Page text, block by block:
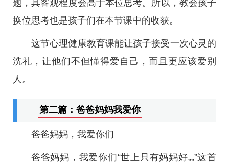
题，其客观程度会高于本位思考。所以，教会孩子
换位思考也是孩子们在本节课中的收获。
这节心理健康教育课能让孩子接受一次心灵的
洗礼，让他们不但懂得爱自己，而且更应该爱别
人。
第二篇：爸爸妈妈我爱你
爸爸妈妈，我爱你们
爸爸妈妈，我爱你们“世上只有妈妈好„„”这首